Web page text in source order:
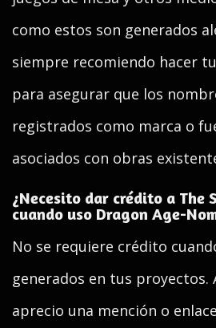
como estos son generados
siempre recomiendo hacer
para asegurar que los
registrados como marca o
asociados con obras
¿Necesito dar crédito a The
cuando uso Dragon Age-
No se requiere crédito
generados en tus proyectos.
aprecio una mención o